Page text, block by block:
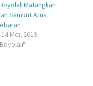
Matangkan
Sambut Arus
Mei, 2019